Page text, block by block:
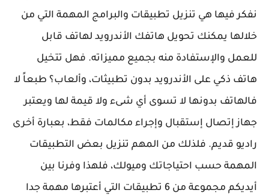
نفكر فيها هي تنزيل تطبيقات والبرامج المهمة التي من
خلالها يمكنك تحويل هاتفك الأندرويد لهاتف قابل
للعمل والإستفادة منه بجميع مميزاته. فهل تتخيل
هاتف ذكي على الأندرويد بدون تطبيثات، وألعاب؟ طبعاً لا
فالهاتف بدونها لا تسوى أي شىء ولا قيمة لها ويعتبر
جهاز إتصال إستقبال وإجراء مكالمات فقط، بعبارة أخرى
راديو قديم. فلذلك من المهم تنزيل بعض التطبيقات
المهمة حسب احتياجاتك وميولك، فلهذا وفرنا بين
أيديكم مجموعة من 6 تطبيقات التي أعتبرها مهمة جدا